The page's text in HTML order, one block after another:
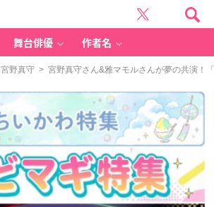
舞台俳優 作者名
宮野真守 > 宮野真守さん&雅マモルさんが夢の共演！